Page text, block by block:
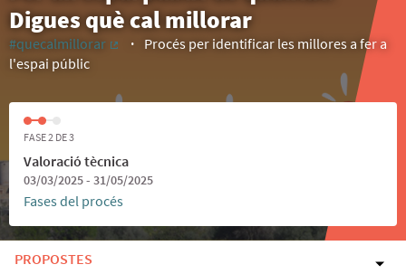
Digues què cal millorar
#quecalmillorar
Procés per identificar les millores a fer a
l'espai públic
FASE 2 DE 3
Valoració tècnica
03/03/2025 - 31/05/2025
Fases del procés
PROPOSTES